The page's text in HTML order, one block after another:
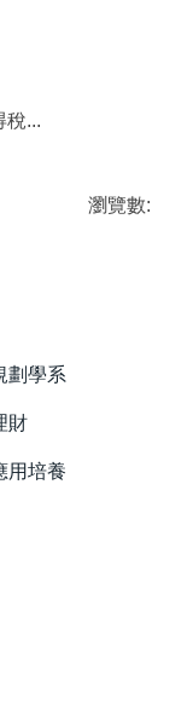
稅...
瀏覽數:
劃學系
財
用培養